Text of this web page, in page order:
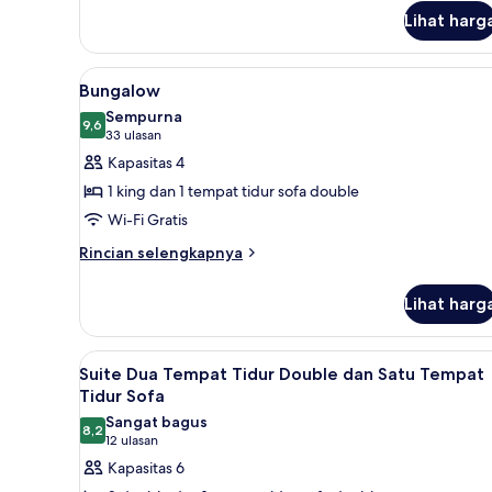
1
Tempat
Tidur
King,
sudut
Lihat
Lihat
semua
foto
untuk
Bungalow
Brankas, meja kerja, tirai
9
Bungalow
9,69,6 dari 10
Sempurna
33 ulasan
(33
ulasan)
Kapasitas 4
1 king dan 1 tempat tidur sofa double
Wi-Fi Gratis
Rincian selengkapnya
Rincian
Bungalow
Lihat
Lihat
semua
foto
untuk
Suite
Suite Dua Tempat Tidur
6
Suite Dua Tempat Tidur Double dan Satu Tempat
Tidur Sofa
8,28,2 dari 10
Sangat bagus
12 ulasan
(12
ulasan)
Kapasitas 6